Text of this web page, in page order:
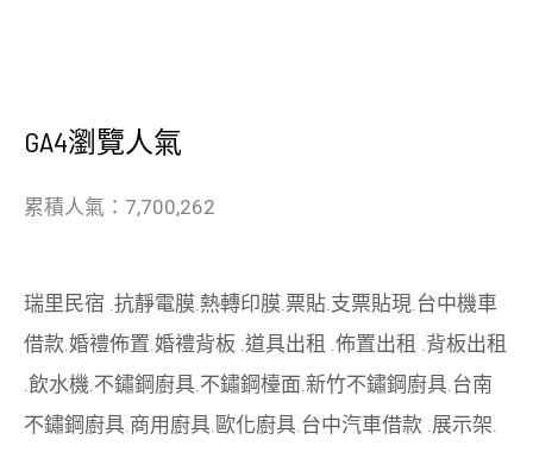
GA4瀏覽人氣
累積人氣：7,700,262
瑞里民宿 .抗靜電膜.熱轉印膜.票貼.支票貼現.台中機車
借款.婚禮佈置.婚禮背板 .道具出租 .佈置出租 .背板出租
.飲水機.不鏽鋼廚具.不鏽鋼檯面.新竹不鏽鋼廚具.台南
不鏽鋼廚具.商用廚具.歐化廚具.台中汽車借款 .展示架.